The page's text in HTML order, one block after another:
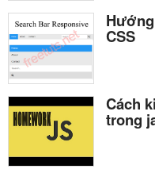
CSS
Cách
trong